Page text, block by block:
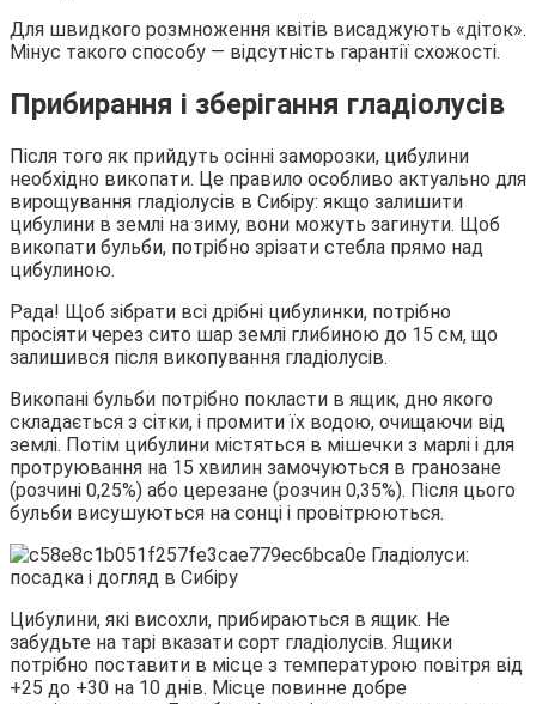
Для швидкого розмноження квітів висаджують «діток».
Мінус такого способу — відсутність гарантії схожості.
Прибирання і зберігання гладіолусів
Після того як прийдуть осінні заморозки, цибулини
необхідно викопати. Це правило особливо актуально для
вирощування гладіолусів в Сибіру: якщо залишити
цибулини в землі на зиму, вони можуть загинути. Щоб
викопати бульби, потрібно зрізати стебла прямо над
цибулиною.
Рада! Щоб зібрати всі дрібні цибулинки, потрібно
просіяти через сито шар землі глибиною до 15 см, що
залишився після викопування гладіолусів.
Викопані бульби потрібно покласти в ящик, дно якого
складається з сітки, і промити їх водою, очищаючи від
землі. Потім цибулини містяться в мішечки з марлі і для
протруювання на 15 хвилин замочуються в гранозане
(розчині 0,25%) або церезане (розчин 0,35%). Після цього
бульби висушуються на сонці і провітрюються.
Цибулини, які висохли, прибираються в ящик. Не
забудьте на тарі вказати сорт гладіолусів. Ящики
потрібно поставити в місце з температурою повітря від
+25 до +30 на 10 днів. Місце повинне добре